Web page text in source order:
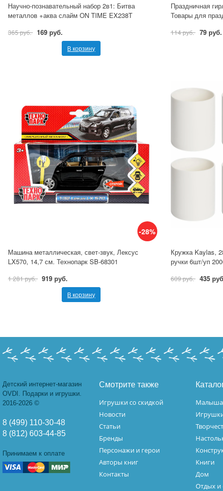
Научно-познавательный набор 2в1: Битва
металлов +аква слайм ON TIME EX238T
365 руб. 169 руб.
В корзину
Праздничная
Товары для
114 руб. 79 руб.
-28%
Машина металлическая, свет-звук, Лексус
LX570, 14,7 см. Технопарк SB-68301
1 281 руб. 919 руб.
В корзину
Кружка Kaylas,
ручки 6шт/уп
609 руб. 435
Детский интернет-магазин
OVDI. Подарки и игрушки.
2016-2026 ©
8 (499) 110-30-48
8 (812) 603-44-85
Принимаем к оплате
Смотрите также
Игрушки со скидкой
Новости
Статьи
Бренды
Персонажи и герои
Авторы книг
Контакты
Книги
Дом
Отдых и